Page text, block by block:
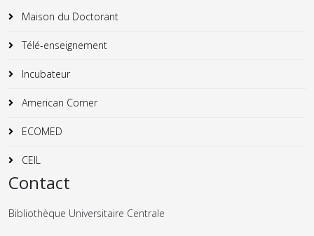
Maison du Doctorant
Télé-enseignement
Incubateur
American Corner
ECOMED
CEIL
Contact
Bibliothèque Universitaire Centrale